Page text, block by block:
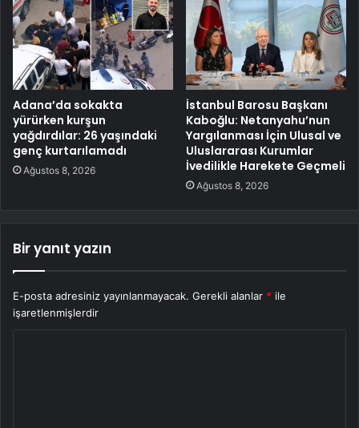
Adana’da sokakta
yürürken kurşun
yağdırdılar: 26 yaşındaki
genç kurtarılamadı
Ağustos 8, 2026
İstanbul Barosu Başkanı
Kaboğlu: Netanyahu’nun
Yargılanması İçin Ulusal ve
Uluslararası Kurumlar
İvedilikle Harekete Geçmeli
Ağustos 8, 2026
Bir yanıt yazın
E-posta adresiniz yayınlanmayacak. Gerekli alanlar * ile
işaretlenmişlerdir